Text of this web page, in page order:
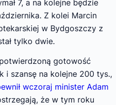
7, a na kolejne będzie
Z kolei Marcin
w Bydgoszczy z
tylko dwie.
gotowość
i szansę na kolejne 200 tys.,
wczoraj minister Adam
że w tym roku